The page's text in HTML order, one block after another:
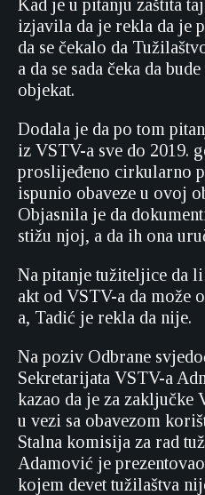
Kad je u pitanju zaštita
izjavila da je rekla da je
da se čekalo da
a da se sada čeka da
objekat.
Dodala je da po tom
iz VSTV-a sve do 2019.
proslijeđeno cirkularno
ispunio obaveze u ovoj
Objasnila je da
stižu njoj, a da ih ona
Na pitanje tužiteljice da
akt od VSTV-a da može
a, Tadić je rekla da nije.
Na poziv Odbrane
Sekretarijata VSTV-a
kazao da je za zaključke
u vezi sa obavezom
Stalna komisija za rad
Adamović je
kojem devet tužilaštva